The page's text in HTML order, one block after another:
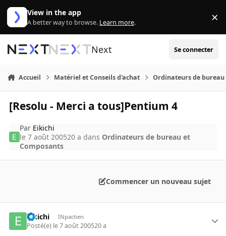
Aller au contenu
View in the app
A better way to browse. Learn more. ×
Next Se connecter
Accueil Matériel et Conseils d'achat Ordinateurs de bureau
[Resolu - Merci a tous]Pentium 4
Par Eikichi
le 7 août 200520 a dans Ordinateurs de bureau et
Composants
Commencer un nouveau sujet
Eikichi INpactien
Posté(e) le 7 août 200520 a